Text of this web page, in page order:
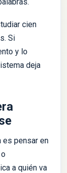
cien
Si
y lo
deja
es pensar en
a quién va